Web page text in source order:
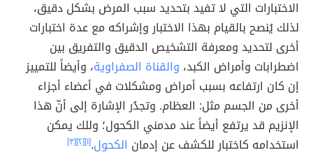
الاختبارات التي لا تفيد بتحديد سبب المرض بشكل دقيق،
لذلك يُنصح بالقيام بهذا الاختبار وإشراكه مع عدة اختبارات
أخرى لتحديد ومعرفة التشخيص الدقيق والتفريق بين
اضطرابات وأمراض الكبد، والقناة الصفراوية، وأيضاً للتمييز
إن كان ارتفاعه بسبب أمراض ومشكلات في أعضاء أجزاء
أخرى من الجسم مثل: العظام. وتجدُر الإشارة إلى أنّ هذا
الإنزيم قد يرتفع أيضاً عند مدمني الكحول؛ وللك يمكن
استخدامه كاختبار للكشف عن إدمان الكحول.[١] [٢] [٣]